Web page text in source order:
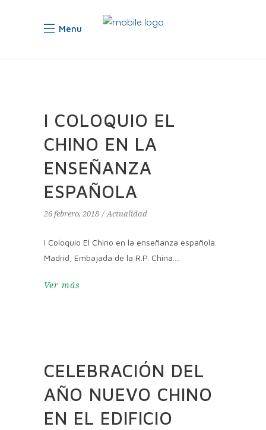
Menu
I COLOQUIO EL
CHINO EN LA
ENSEÑANZA
ESPAÑOLA
26 febrero, 2018 Actualidad
I Coloquio El Chino en la enseñanza española.
Madrid, Embajada de la R.P. China.
Ver más
CELEBRACIÓN DEL
AÑO NUEVO CHINO
EN EL EDIFICIO